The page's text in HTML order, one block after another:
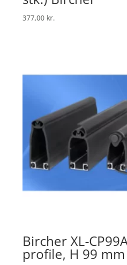
377,00 kr.
Bircher XL-
profile, H 99